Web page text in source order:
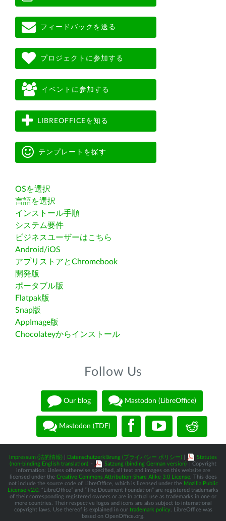
フィードバックを送る
プロジェクトに参加する
イベントに参加する
LIBREOFFICEを知る
テンプレートを探す
OSを選択
言語を選択
インストール手順
システム要件
ビジネスユーザーはこちら
Android/iOS
アプリストアとChromebook
開発版
ポータブル版
Flatpak版
Snap版
AppImage版
Chocolateyからインストール
Follow Us
Our blog Mastodon (LibreOffice)
Mastodon (TDF)
Impressum (法的情報) Datenschutzerklärung (プライバシー ポリシー)
Statutes
(non-binding English translation) - Satzung (binding German version)
| Copyright
information: Unless otherwise specified, all text and images on this website are
licensed under the Creative Commons Attribution-Share Alike 3.0 License. This does
not include the source code of LibreOffice, which is licensed under the Mozilla Public
License v2.0 . “LibreOffice” and “The Document Foundation” are registered trademarks
of their corresponding registered owners or are in actual use as trademarks in one or
more countries. Their respective logos and icons are also subject to international
copyright laws. Use thereof is explained in our trademark policy. LibreOffice was
based on OpenOffice.org.